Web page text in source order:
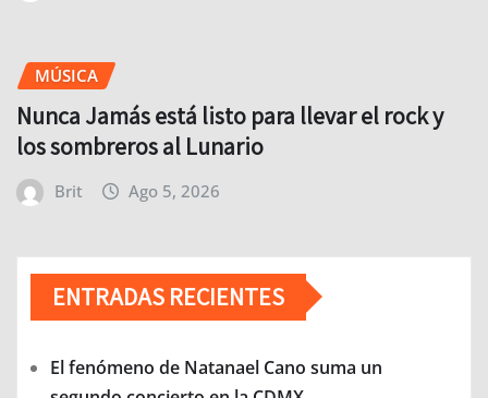
MÚSICA
Nunca Jamás está listo para llevar el rock y
los sombreros al Lunario
Brit Ago 5, 2026
ENTRADAS RECIENTES
El fenómeno de Natanael Cano suma un